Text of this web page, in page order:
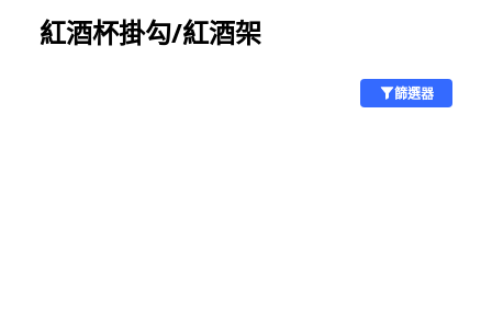
紅酒杯掛勾/紅酒架
篩選器